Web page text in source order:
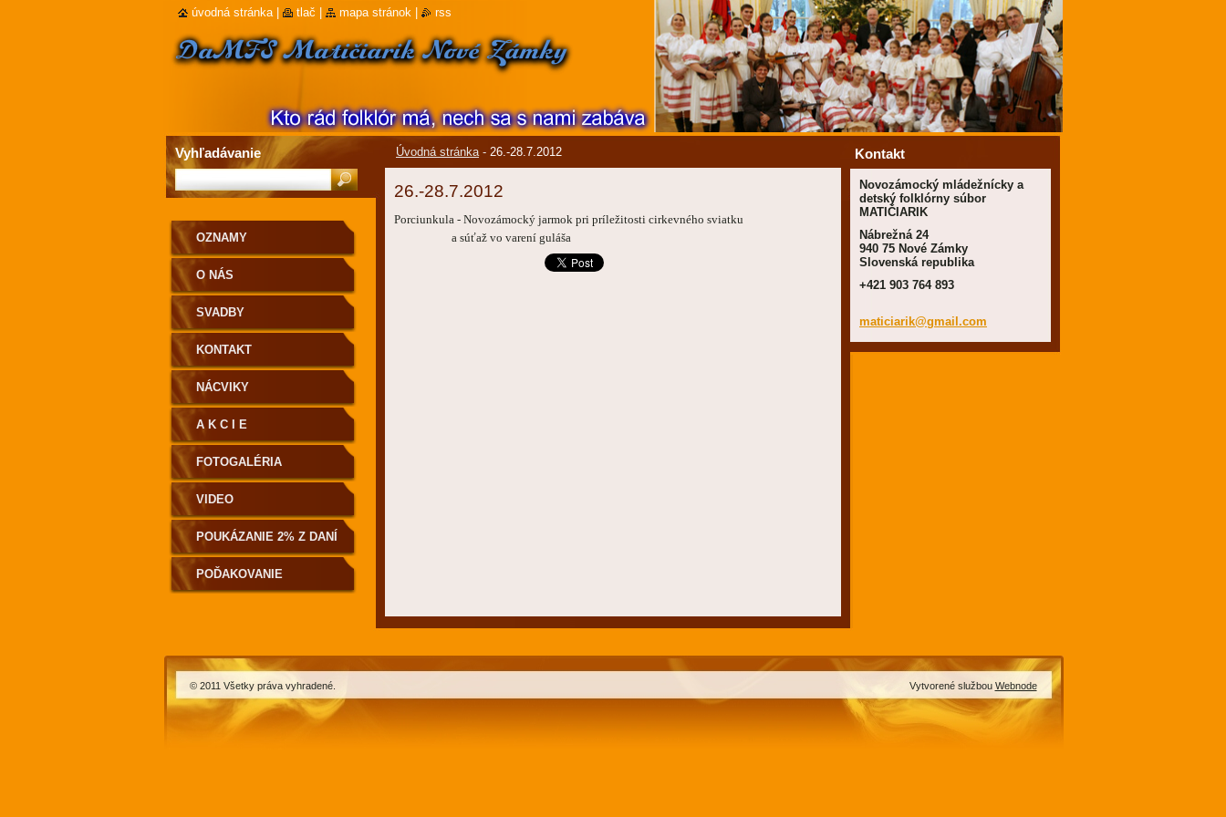
Úvodná stránka - 26.-28.7.2012
26.-28.7.2012
Porciunkula - Novozámocký jarmok pri príležitosti cirkevného sviatku
a súťaž vo varení guláša
OZNAMY
O NÁS
SVADBY
KONTAKT
NÁCVIKY
A K C I E
FOTOGALÉRIA
VIDEO
POUKÁZANIE 2% Z DANÍ
POĎAKOVANIE
Kontakt
Novozámocký mládežnícky a
detský folklórny súbor
MATIČIARIK
Nábrežná 24
940 75 Nové Zámky
Slovenská republika
+421 903 764 893
maticiarik@gmail .com
Vyhľadávanie
úvodná stránka tlač mapa stránok rss
© 2011 Všetky práva vyhradené. Vytvorené službou Webnode